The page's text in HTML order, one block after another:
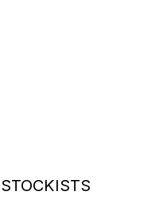
STOCKISTS